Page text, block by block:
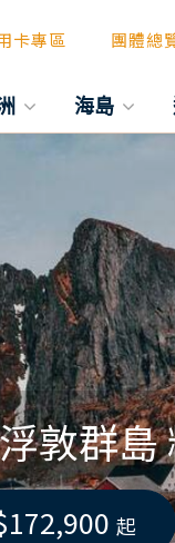
卡專區 團體總
海島
敦群
起